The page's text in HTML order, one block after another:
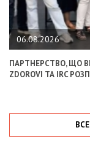
06.08.2026
ПАРТНЕРСТВО, ЩО
ZDOROVI ТА IRC